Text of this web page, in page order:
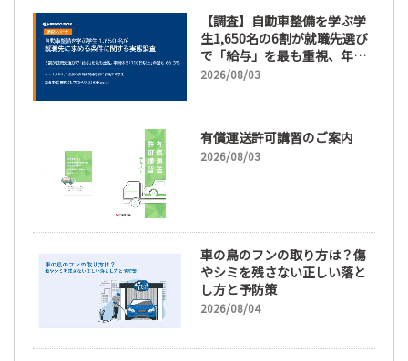
【調査】自動車整備を学ぶ学
生1,650名の6割が就職先選び
で「給与」を最も重視、年間
休日「110日以上」希望も
2026/08/03
有償運送許可講習のご案内
2026/08/03
車の鳥のフンの取り方は？傷
やシミを残さない正しい落と
し方と予防策
2026/08/04